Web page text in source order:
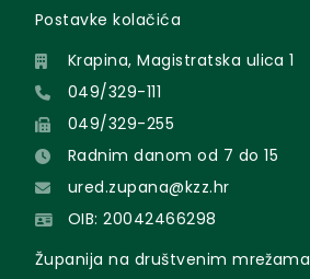
Postavke kolačića
Krapina, Magistratska ulica 1
049/329-111
049/329-255
Radnim danom od 7 do 15
ured.zupana@kzz.hr
OIB: 20042466298
Županija na društvenim mrežama